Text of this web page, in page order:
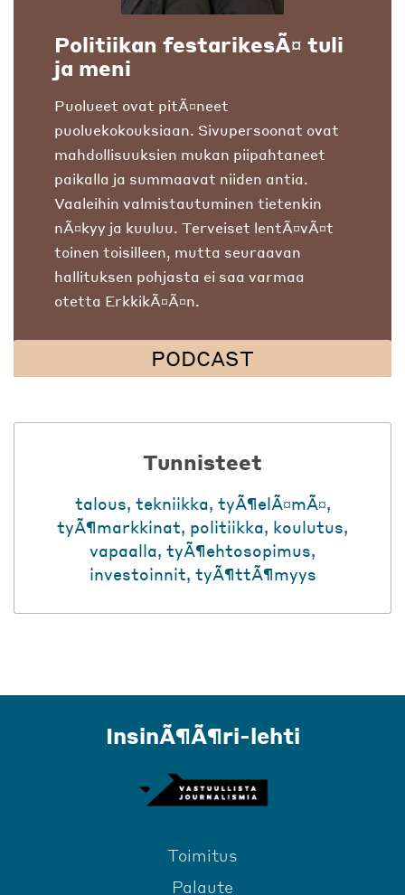
Politiikan festarikesÃ¤ tuli
ja meni
Puolueet ovat pitÃ¤neet
puoluekokouksiaan. Sivupersoonat ovat
mahdollisuuksien mukan piipahtaneet
paikalla ja summaavat niiden antia.
Vaaleihin valmistautuminen tietenkin
nÃ¤kyy ja kuuluu. Terveiset lentÃ¤vÃ¤t
toinen toisilleen, mutta seuraavan
hallituksen pohjasta ei saa varmaa
otetta ErkkikÃ¤Ã¤n.
PODCAST
Tunnisteet
talous, tekniikka, tyÃ¶elÃ¤mÃ¤,
tyÃ¶markkinat, politiikka, koulutus,
vapaalla, tyÃ¶ehtosopimus,
investoinnit, tyÃ¶ttÃ¶myys
InsinÃ¶Ã¶ri-lehti
Toimitus
Palaute